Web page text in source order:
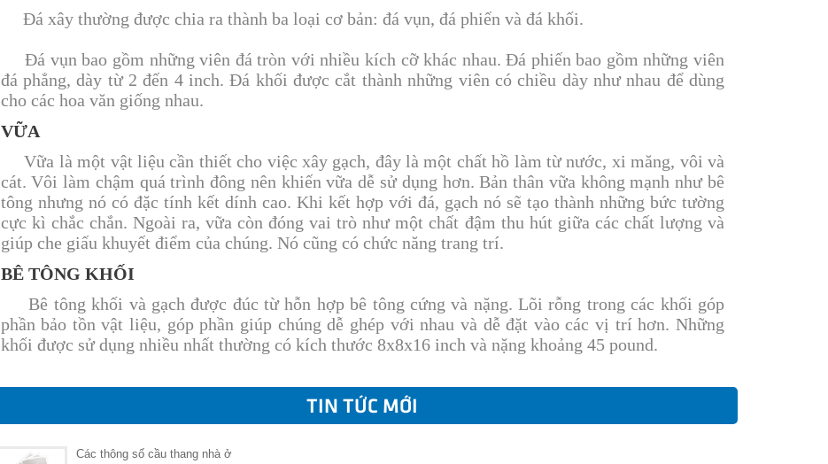
Đá xây thường được chia ra thành ba loại cơ bản: đá vụn, đá phiến và đá khối.
Đá vụn bao gồm những viên đá tròn với nhiều kích cỡ khác nhau. Đá phiến bao gồm những viên
đá phẳng, dày từ 2 đến 4 inch. Đá khối được cắt thành những viên có chiều dày như nhau để dùng
cho các hoa văn giống nhau.
VỮA
Vữa là một vật liệu cần thiết cho việc xây gạch, đây là một chất hồ làm từ nước, xi măng, vôi và
cát. Vôi làm chậm quá trình đông nên khiến vữa dễ sử dụng hơn. Bản thân vữa không mạnh như bê
tông nhưng nó có đặc tính kết dính cao. Khi kết hợp với đá, gạch nó sẽ tạo thành những bức tường
cực kì chắc chắn. Ngoài ra, vữa còn đóng vai trò như một chất đậm thu hút giữa các chất lượng và
giúp che giấu khuyết điểm của chúng. Nó cũng có chức năng trang trí.
BÊ TÔNG KHỐI
Bê tông khối và gạch được đúc từ hỗn hợp bê tông cứng và nặng. Lõi rỗng trong các khối góp
phần bảo tồn vật liệu, góp phần giúp chúng dễ ghép với nhau và dễ đặt vào các vị trí hơn. Những
khối được sử dụng nhiều nhất thường có kích thước 8x8x16 inch và nặng khoảng 45 pound.
TIN TỨC MỚI
Các thông số cầu thang nhà ở